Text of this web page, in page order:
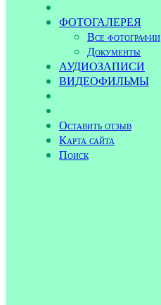
ФОТОГАЛЕРЕЯ
Все фотографии
Документы
АУДИОЗАПИСИ
ВИДЕОФИЛЬМЫ
Оставить отзыв
Карта сайта
Поиск